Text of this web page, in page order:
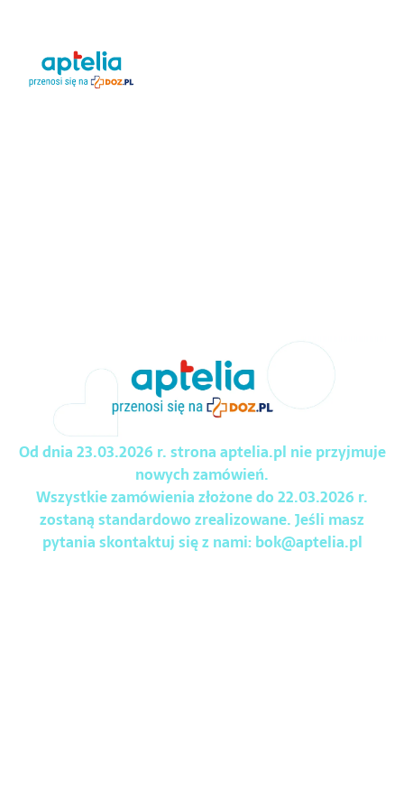
Od dnia 23.03.2026 r. strona aptelia.pl nie przyjmuje
nowych zamówień.
Wszystkie zamówienia złożone do 22.03.2026 r.
zostaną standardowo zrealizowane. Jeśli masz
pytania skontaktuj się z nami:bok@aptelia.pl